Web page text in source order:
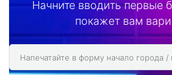
Начните вводить первые
покажет вам